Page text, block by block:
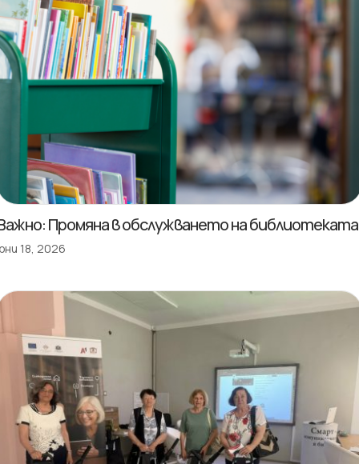
Промяна в обслужването на библиотеката
18, 2026